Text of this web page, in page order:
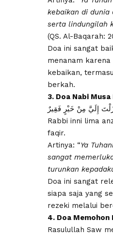
kebaikan di dunia
serta lindungilah
(QS. Al-Baqarah:
Doa ini sangat
menanam
kebaikan,
berkah.
3. Doa Nabi
إِلَيَّ مِنْ خَيْرٍ فَقِيرٌ
Rabbi inni lima
faqir.
Artinya: “Ya
sangat
turunkan
Doa ini sangat
siapa saja yang
rezeki melalui
4. Doa Memohon
Rasulullah Saw